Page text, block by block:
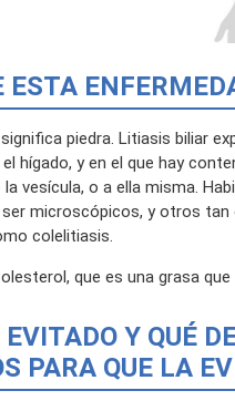
ESTA
piedra. Litiasis biliar
hígado, y en el que hay
vesícula, o a ella misma.
microscópicos, y otros tan
colelitiasis.
que es una grasa
Y QUÉ
PARA QUE LA